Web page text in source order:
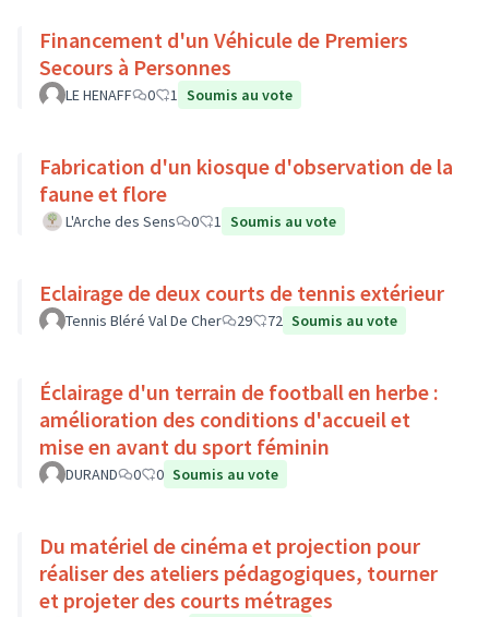
Financement d'un Véhicule de Premiers
Secours à Personnes
LE HENAFF 0 1 Soumis au vote
Fabrication d'un kiosque d'observation de la
faune et flore
L'Arche des Sens 0 1 Soumis au vote
Eclairage de deux courts de tennis extérieur
Tennis Bléré Val De Cher 29 72 Soumis au vote
Éclairage d'un terrain de football en herbe :
amélioration des conditions d'accueil et
mise en avant du sport féminin
DURAND 0 0 Soumis au vote
Du matériel de cinéma et projection pour
réaliser des ateliers pédagogiques, tourner
et projeter des courts métrages